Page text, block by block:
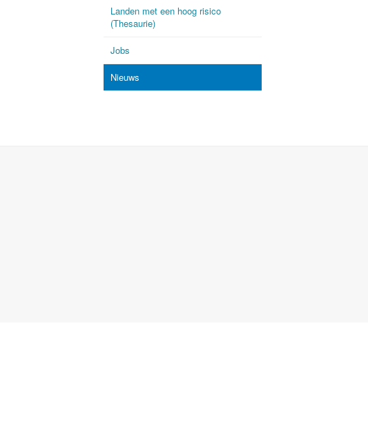
Landen met een hoog risico
(Thesaurie)
Jobs
Nieuws